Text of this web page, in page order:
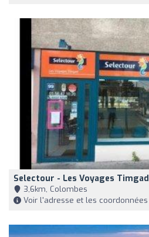
Selectour - Les Voyages Timgad
3,6km, Colombes
Voir l'adresse et les coordonnées